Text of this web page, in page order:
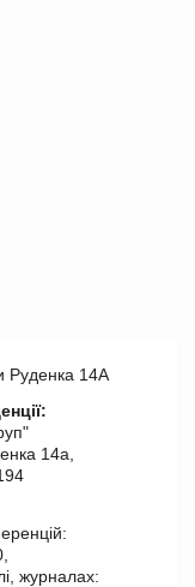
Руденка 14А
14а,
журналах: